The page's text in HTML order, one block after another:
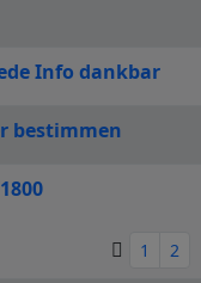
Info dankbar
bestimmen
1 2